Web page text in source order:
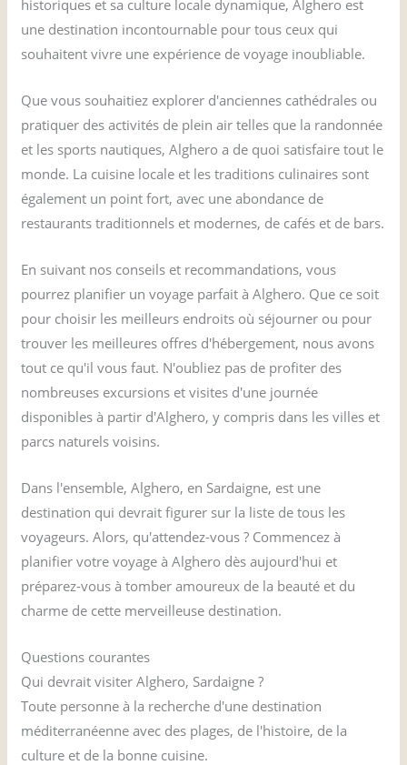
historiques et sa culture locale dynamique, Alghero est
une destination incontournable pour tous ceux qui
souhaitent vivre une expérience de voyage inoubliable.
Que vous souhaitiez explorer d'anciennes cathédrales ou
pratiquer des activités de plein air telles que la randonnée
et les sports nautiques, Alghero a de quoi satisfaire tout le
monde. La cuisine locale et les traditions culinaires sont
également un point fort, avec une abondance de
restaurants traditionnels et modernes, de cafés et de bars.
En suivant nos conseils et recommandations, vous
pourrez planifier un voyage parfait à Alghero. Que ce soit
pour choisir les meilleurs endroits où séjourner ou pour
trouver les meilleures offres d'hébergement, nous avons
tout ce qu'il vous faut. N'oubliez pas de profiter des
nombreuses excursions et visites d'une journée
disponibles à partir d'Alghero, y compris dans les villes et
parcs naturels voisins.
Dans l'ensemble, Alghero, en Sardaigne, est une
destination qui devrait figurer sur la liste de tous les
voyageurs. Alors, qu'attendez-vous ? Commencez à
planifier votre voyage à Alghero dès aujourd'hui et
préparez-vous à tomber amoureux de la beauté et du
charme de cette merveilleuse destination.
Questions courantes
Qui devrait visiter Alghero, Sardaigne ?
Toute personne à la recherche d'une destination
méditerranéenne avec des plages, de l'histoire, de la
culture et de la bonne cuisine.